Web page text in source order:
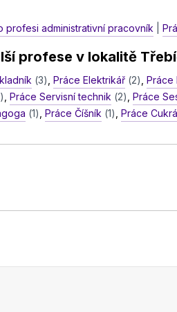
administrativní pracovník
profese v lokalitě
(3) Práce Elektrikář (2) Práce
,Práce Servisní technik (2) ,Práce
(1) ,Práce Číšník (1) ,Práce